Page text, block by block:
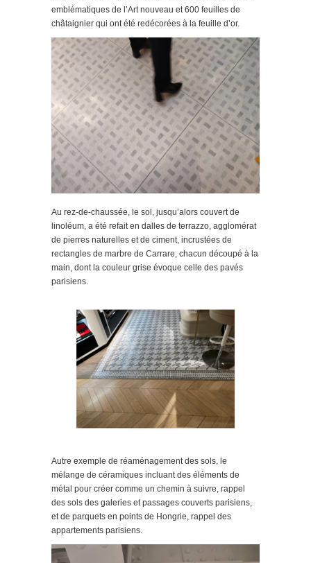
emblématiques de l’Art nouveau et 600 feuilles de
châtaignier qui ont été redécorées à la feuille d’or.
Au rez-de-chaussée, le sol, jusqu’alors couvert de
linoléum, a été refait en dalles de terrazzo, agglomérat
de pierres naturelles et de ciment, incrustées de
rectangles de marbre de Carrare, chacun découpé à la
main, dont la couleur grise évoque celle des pavés
parisiens.
Autre exemple de réaménagement des sols, le
mélange de céramiques incluant des éléments de
métal pour créer comme un chemin à suivre, rappel
des sols des galeries et passages couverts parisiens,
et de parquets en points de Hongrie, rappel des
appartements parisiens.